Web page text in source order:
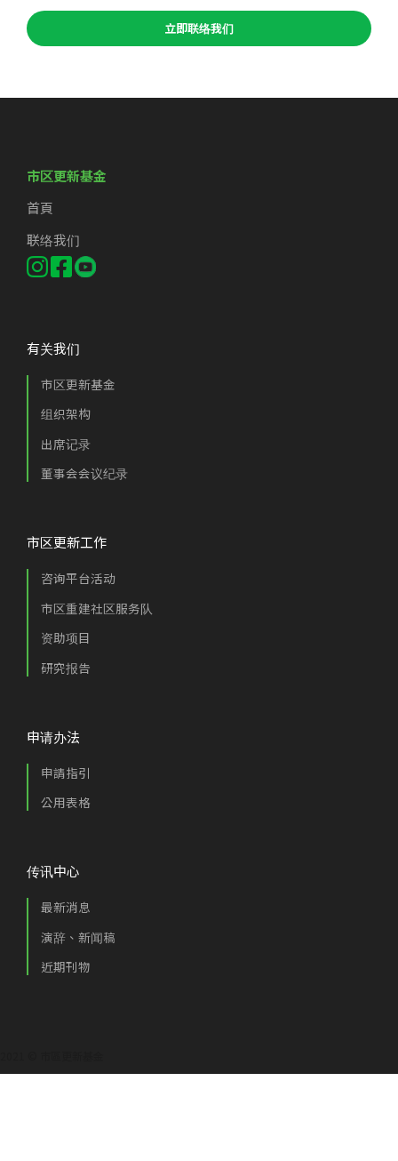
立即联络我们
市区更新基金
首頁
联络我们
有关我们
市区更新基金
组织架构
出席记录
董事会会议纪录
市区更新工作
咨询平台活动
市区重建社区服务队
资助项目
研究报告
申请办法
申請指引
公用表格
传讯中心
最新消息
演辞、新闻稿
近期刊物